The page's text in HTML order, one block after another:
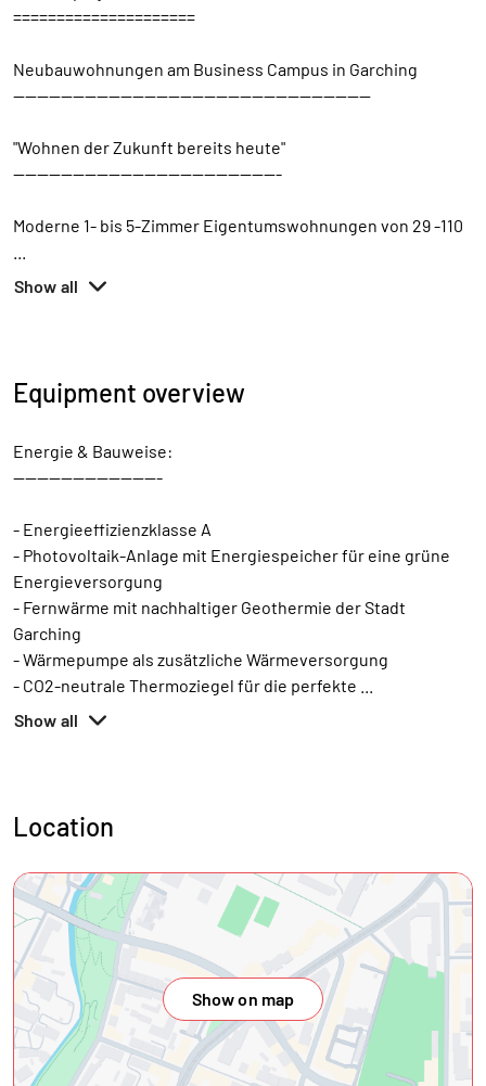
=====================
Neubauwohnungen am Business Campus in Garching
------------------------------------------------------------
"Wohnen der Zukunft bereits heute"
---------------------------------------------
Moderne 1- bis 5-Zimmer Eigentumswohnungen von 29 -110
Show all
Equipment overview
Energie & Bauweise:
-------------------------
- Energieeffizienzklasse A
- Photovoltaik-Anlage mit Energiespeicher für eine grüne
Energieversorgung
- Fernwärme mit nachhaltiger Geothermie der Stadt
Garching
- Wärmepumpe als zusätzliche Wärmeversorgung
- CO2-neutrale Thermoziegel für die perfekte
Show all
Location
Show on map